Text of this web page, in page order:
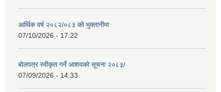
आर्थिक वर्ष २०८२/०८३ को भुक्तानीमा
07/10/2026 - 17:22
बोलपत्र स्वीकृत गर्ने आशयको सूचना २०८३/
07/09/2026 - 14:33